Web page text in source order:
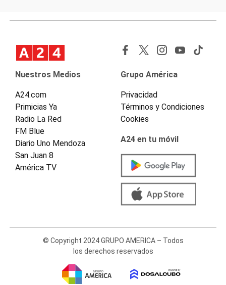
Nuestros Medios
A24.com
Primicias Ya
Radio La Red
FM Blue
Diario Uno Mendoza
San Juan 8
América TV
Grupo América
Privacidad
Términos y Condiciones
Cookies
A24 en tu móvil
© Copyright 2024 GRUPO AMERICA – Todos
los derechos reservados